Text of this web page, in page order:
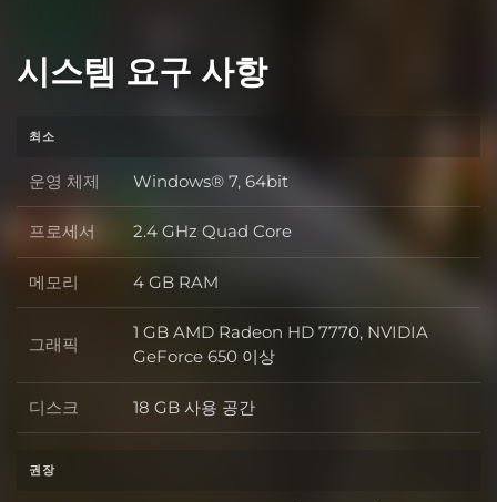
시스템 요구 사항
최소
운영 체제 운영 체제
Windows® 7, 64bit
프로세서 프로세서
2.4 GHz Quad Core
메모리 메모리
4 GB RAM
그래픽 그래픽
1 GB AMD Radeon HD 7770, NVIDIA
GeForce 650 이상
디스크 디스크
18 GB 사용 공간
권장